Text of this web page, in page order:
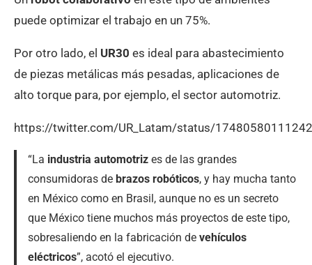
puede optimizar el trabajo en un 75%.
Por otro lado, el UR30 es ideal para abastecimiento
de piezas metálicas más pesadas, aplicaciones de
alto torque para, por ejemplo, el sector automotriz.
https://twitter.com/UR_Latam/status/
“La industria automotriz es de las grandes
consumidoras de brazos robóticos, y hay mucha tanto
en México como en Brasil, aunque no es un secreto
que México tiene muchos más proyectos de este tipo,
sobresaliendo en la fabricación de vehículos
eléctricos”, acotó el ejecutivo.